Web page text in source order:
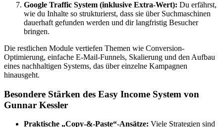
Google Traffic System (inklusive Extra-Wert): Du erfährst,
wie du Inhalte so strukturierst, dass sie über Suchmaschinen
dauerhaft gefunden werden und dir langfristig Besucher
bringen.
Die restlichen Module vertiefen Themen wie Conversion-
Optimierung, einfache E-Mail-Funnels, Skalierung und den Aufbau
eines nachhaltigen Systems, das über einzelne Kampagnen
hinausgeht.
Besondere Stärken des Easy Income System von
Gunnar Kessler
Praktische „Copy-&-Paste“-Ansätze: Viele Strategien sind